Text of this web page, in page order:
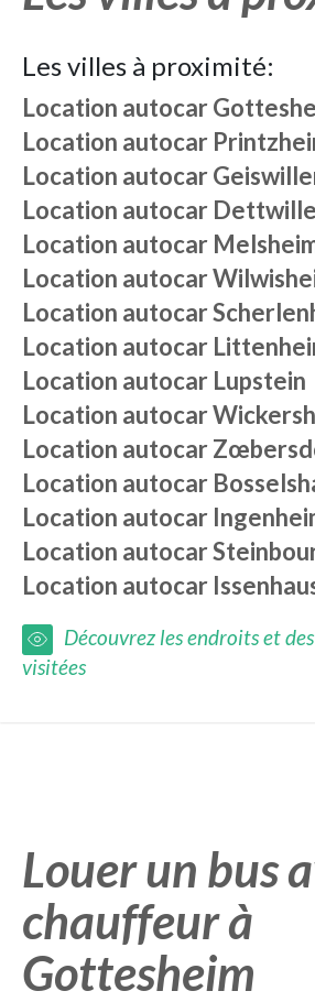
Les villes à proximité:
Location autocar
Location autocar
Location autocar
Location autocar
Location autocar
Location autocar
Location autocar
Location autocar
Location autocar Lupstein
Location autocar
Location autocar
Location autocar
Location autocar
Location autocar
Location autocar
Découvrez les endroits et
visitées
Louer un bus
chauffeur à
Gottesheim